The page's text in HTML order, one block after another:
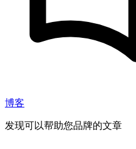
博客
发现可以帮助您品牌的文章